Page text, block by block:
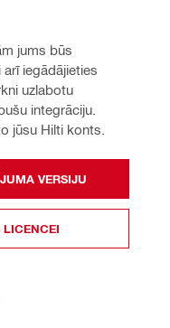
jums būs
iegādājieties
uzlabotu
integrāciju.
jūsu Hilti konts.
VERSIJU
LICENCEI